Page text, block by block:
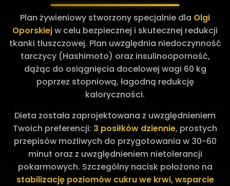
Plan żywieniowy stworzony specjalnie dla Olgi
Oporskiejw celu bezpiecznej i skutecznej redukcji
tkanki tłuszczowej. Plan uwzględnia niedoczynność
tarczycy (Hashimoto) oraz insulinooporność,
dążąc do osiągnięcia docelowej wagi 60 kg
poprzez stopniową, łagodną redukcję
kaloryczności.
Dieta została zaprojektowana z uwzględnieniem
Twoich preferencji: 3 posiłków dziennie, prostych
przepisów możliwych do przygotowania w 30-60
minut oraz z uwzględnieniem nietolerancji
pokarmowych. Szczególny nacisk położono na
stabilizację poziomów cukru we krwi, wsparcie